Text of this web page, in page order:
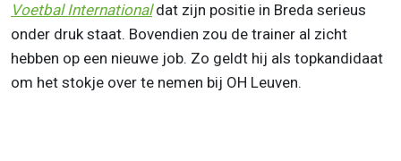
Voetbal Internationaldat zijn positie in Breda serieus
onder druk staat. Bovendien zou de trainer al zicht
hebben op een nieuwe job. Zo geldt hij als topkandidaat
om het stokje over te nemen bij OH Leuven.